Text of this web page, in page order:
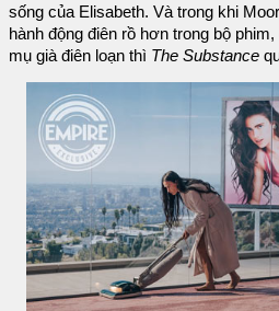
sống của Elisabeth. Và trong khi
hành động điên rồ hơn trong bộ
mụ già điên loạn thì The Substance